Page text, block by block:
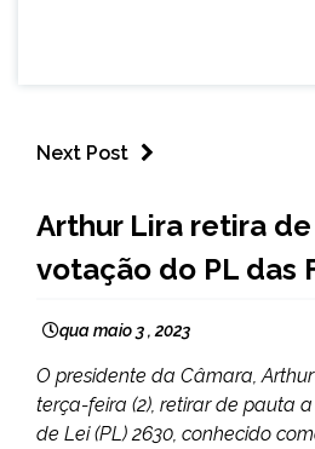
Next Post
NOTÍCIAS
Arthur Lira retira
votação do PL das
qua maio 3 , 2023
O presidente da Câmara,
terça-feira (2), retirar de pauta
de Lei (PL) 2630, conhecido